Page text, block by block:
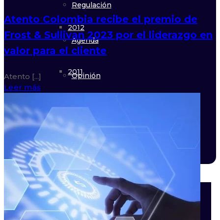
Regulación
Agenda
Opinión
Ediciones Especiales
Contacto
2012
2011
Calendario
Formaciones
ICOLCOB
Atento Colombia recibe el premio de
Frost & Sullivan 2023 por el liderazgo en
valor para el cliente
Atento [...]
Leer más